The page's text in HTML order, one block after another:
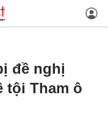
đề nghị
tội Tham ô